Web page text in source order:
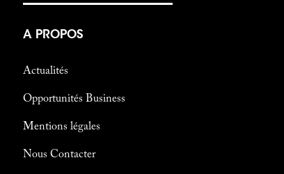
A PROPOS
Actualités
Opportunités Business
Mentions légales
Nous Contacter